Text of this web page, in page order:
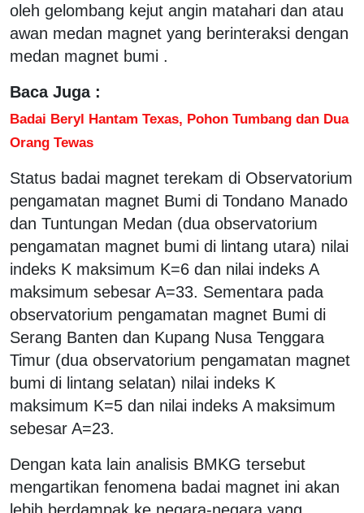
oleh gelombang kejut angin matahari dan atau
awan medan magnet yang berinteraksi dengan
medan magnet bumi .
Baca Juga :
Badai Beryl Hantam Texas, Pohon Tumbang dan Dua
Orang Tewas
Status badai magnet terekam di Observatorium
pengamatan magnet Bumi di Tondano Manado
dan Tuntungan Medan (dua observatorium
pengamatan magnet bumi di lintang utara) nilai
indeks K maksimum K=6 dan nilai indeks A
maksimum sebesar A=33. Sementara pada
observatorium pengamatan magnet Bumi di
Serang Banten dan Kupang Nusa Tenggara
Timur (dua observatorium pengamatan magnet
bumi di lintang selatan) nilai indeks K
maksimum K=5 dan nilai indeks A maksimum
sebesar A=23.
Dengan kata lain analisis BMKG tersebut
mengartikan fenomena badai magnet ini akan